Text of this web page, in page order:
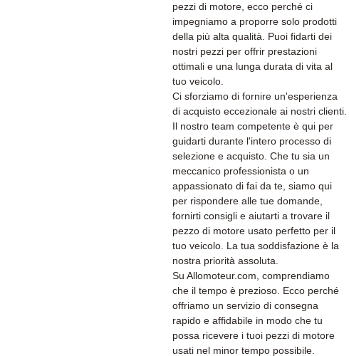
pezzi di motore, ecco perché ci
impegniamo a proporre solo prodotti
della più alta qualità. Puoi fidarti dei
nostri pezzi per offrir prestazioni
ottimali e una lunga durata di vita al
tuo veicolo.
Ci sforziamo di fornire un'esperienza
di acquisto eccezionale ai nostri clienti.
Il nostro team competente è qui per
guidarti durante l'intero processo di
selezione e acquisto. Che tu sia un
meccanico professionista o un
appassionato di fai da te, siamo qui
per rispondere alle tue domande,
fornirti consigli e aiutarti a trovare il
pezzo di motore usato perfetto per il
tuo veicolo. La tua soddisfazione è la
nostra priorità assoluta.
Su Allomoteur.com, comprendiamo
che il tempo è prezioso. Ecco perché
offriamo un servizio di consegna
rapido e affidabile in modo che tu
possa ricevere i tuoi pezzi di motore
usati nel minor tempo possibile.